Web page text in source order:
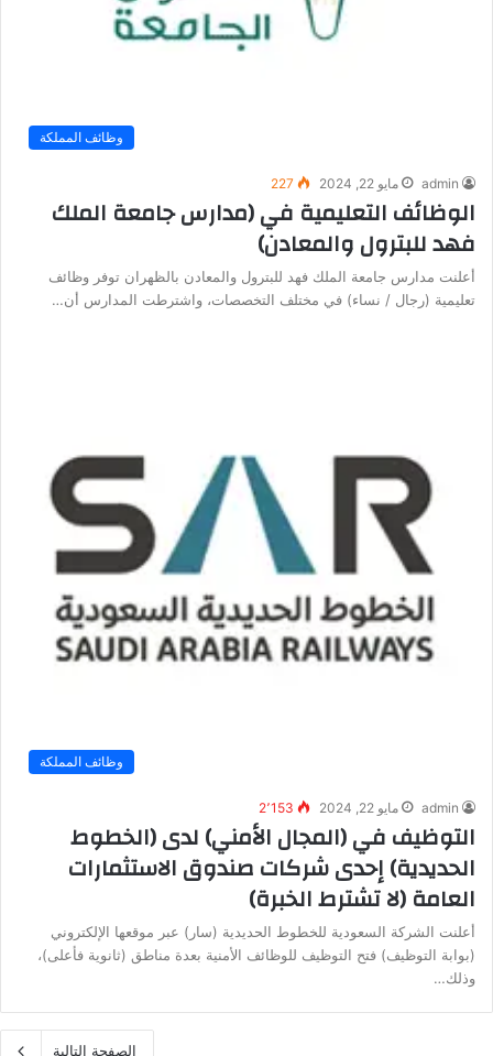
وظائف المملكة
admin مايو 22, 2024 227
الوظائف التعليمية في (مدارس جامعة الملك
فهد للبترول والمعادن)
أعلنت مدارس جامعة الملك فهد للبترول والمعادن بالظهران توفر وظائف
تعليمية (رجال / نساء) في مختلف التخصصات، واشترطت المدارس أن…
وظائف المملكة
admin مايو 22, 2024 2٬153
التوظيف في (المجال الأمني) لدى (الخطوط
الحديدية) إحدى شركات صندوق الاستثمارات
العامة (لا تشترط الخبرة)
أعلنت الشركة السعودية للخطوط الحديدية (سار) عبر موقعها الإلكتروني
(بوابة التوظيف) فتح التوظيف للوظائف الأمنية بعدة مناطق (ثانوية فأعلى)،
وذلك…
الصفحة التالية